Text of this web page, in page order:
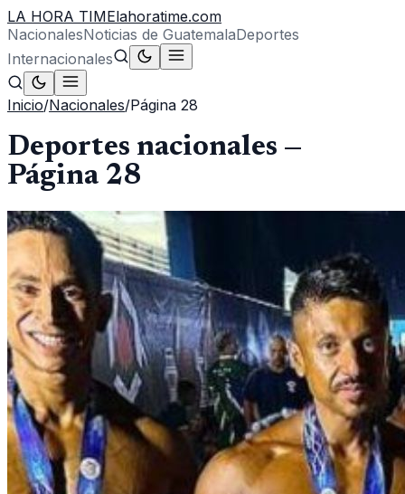
LA HORA TIMElahoratime.com
NacionalesNoticias de GuatemalaDeportes
Internacionales
Inicio/Nacionales/Página 28
Deportes nacionales —
Página 28